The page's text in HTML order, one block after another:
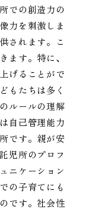
での創造力の
力を刺激しま
されます。こ
ます。特に、
げることがで
もたちは多く
ルールの理解
自己管理能力
です。親が安
児所のプロフ
ニケーション
の子育てにも
です。社会性